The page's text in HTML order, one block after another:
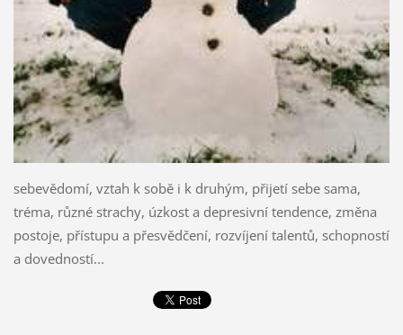
sebevědomí, vztah k sobě i k druhým, přijetí sebe sama,
tréma, různé strachy, úzkost a depresivní tendence, změna
postoje, přístupu a přesvědčení, rozvíjení talentů, schopností
a dovedností...